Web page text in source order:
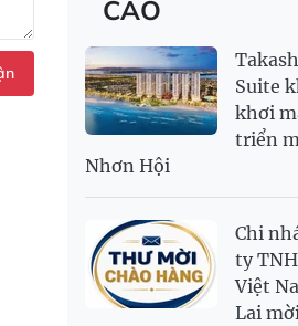
MYR
NOK
RUB
304.3
SAR
USD
26,000
RỒNG THĂNG
PNJ
CÁO
Suite
khơi
triển
Nhơn Hội
Chi
ty
Việt
Lai